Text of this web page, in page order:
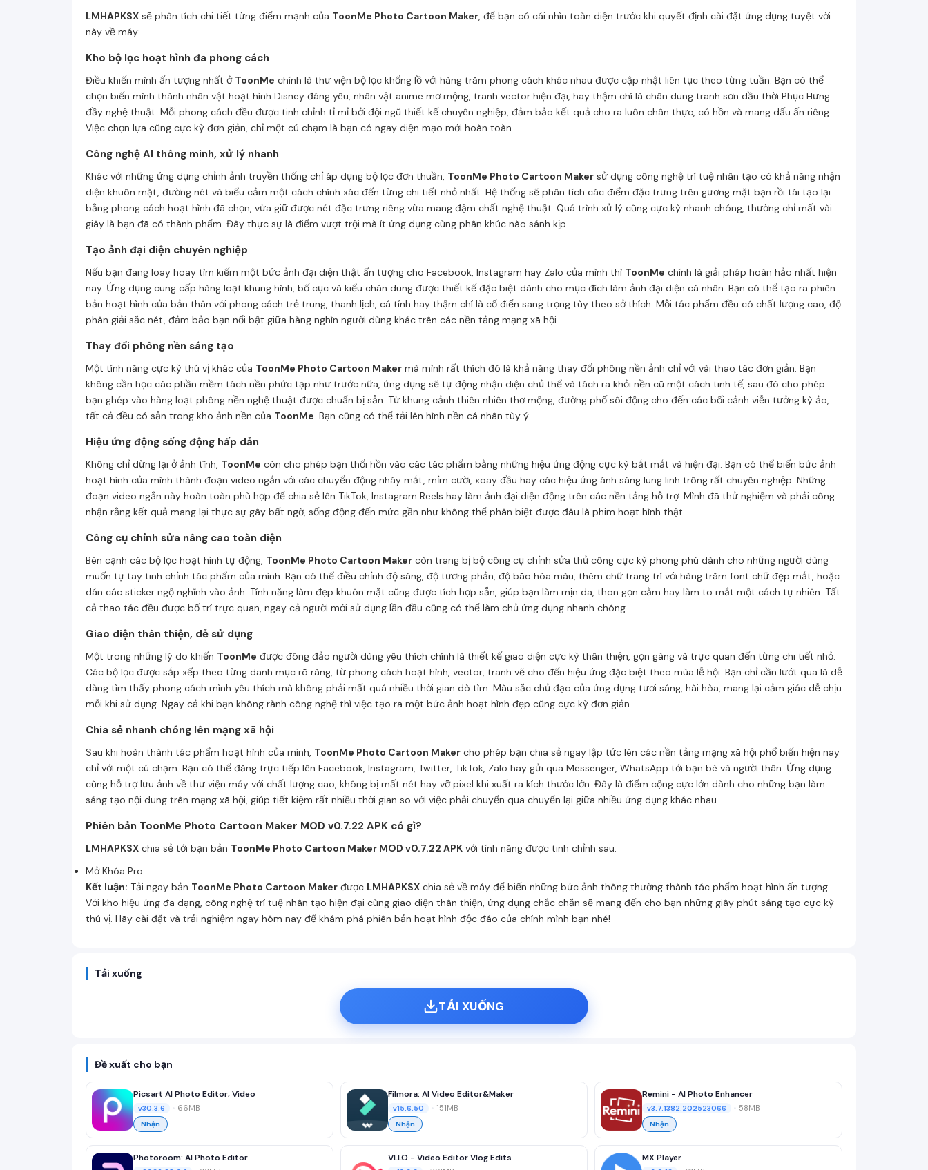
LMHAPKSX sẽ phân tích chi tiết từng điểm mạnh của ToonMe Photo Cartoon Maker, để bạn có cái nhìn toàn diện trước khi quyết định cài đặt ứng dụng tuyệt vời
này về máy:
Kho bộ lọc hoạt hình đa phong cách
Điều khiến mình ấn tượng nhất ở ToonMe chính là thư viện bộ lọc khổng lồ với hàng trăm phong cách khác nhau được cập nhật liên tục theo từng tuần. Bạn có thể
chọn biến mình thành nhân vật hoạt hình Disney đáng yêu, nhân vật anime mơ mộng, tranh vector hiện đại, hay thậm chí là chân dung tranh sơn dầu thời Phục Hưng
đầy nghệ thuật. Mỗi phong cách đều được tinh chỉnh tỉ mỉ bởi đội ngũ thiết kế chuyên nghiệp, đảm bảo kết quả cho ra luôn chân thực, có hồn và mang dấu ấn riêng.
Việc chọn lựa cũng cực kỳ đơn giản, chỉ một cú chạm là bạn có ngay diện mạo mới hoàn toàn.
Công nghệ AI thông minh, xử lý nhanh
Khác với những ứng dụng chỉnh ảnh truyền thống chỉ áp dụng bộ lọc đơn thuần, ToonMe Photo Cartoon Maker sử dụng công nghệ trí tuệ nhân tạo có khả năng nhận
diện khuôn mặt, đường nét và biểu cảm một cách chính xác đến từng chi tiết nhỏ nhất. Hệ thống sẽ phân tích các điểm đặc trưng trên gương mặt bạn rồi tái tạo lại
bằng phong cách hoạt hình đã chọn, vừa giữ được nét đặc trưng riêng vừa mang đậm chất nghệ thuật. Quá trình xử lý cũng cực kỳ nhanh chóng, thường chỉ mất vài
giây là bạn đã có thành phẩm. Đây thực sự là điểm vượt trội mà ít ứng dụng cùng phân khúc nào sánh kịp.
Tạo ảnh đại diện chuyên nghiệp
Nếu bạn đang loay hoay tìm kiếm một bức ảnh đại diện thật ấn tượng cho Facebook, Instagram hay Zalo của mình thì ToonMe chính là giải pháp hoàn hảo nhất hiện
nay. Ứng dụng cung cấp hàng loạt khung hình, bố cục và kiểu chân dung được thiết kế đặc biệt dành cho mục đích làm ảnh đại diện cá nhân. Bạn có thể tạo ra phiên
bản hoạt hình của bản thân với phong cách trẻ trung, thanh lịch, cá tính hay thậm chí là cổ điển sang trọng tùy theo sở thích. Mỗi tác phẩm đều có chất lượng cao, độ
phân giải sắc nét, đảm bảo bạn nổi bật giữa hàng nghìn người dùng khác trên các nền tảng mạng xã hội.
Thay đổi phông nền sáng tạo
Một tính năng cực kỳ thú vị khác của ToonMe Photo Cartoon Maker mà mình rất thích đó là khả năng thay đổi phông nền ảnh chỉ với vài thao tác đơn giản. Bạn
không cần học các phần mềm tách nền phức tạp như trước nữa, ứng dụng sẽ tự động nhận diện chủ thể và tách ra khỏi nền cũ một cách tinh tế, sau đó cho phép
bạn ghép vào hàng loạt phông nền nghệ thuật được chuẩn bị sẵn. Từ khung cảnh thiên nhiên thơ mộng, đường phố sôi động cho đến các bối cảnh viễn tưởng kỳ ảo,
tất cả đều có sẵn trong kho ảnh nền của ToonMe. Bạn cũng có thể tải lên hình nền cá nhân tùy ý.
Hiệu ứng động sống động hấp dẫn
Không chỉ dừng lại ở ảnh tĩnh, ToonMe còn cho phép bạn thổi hồn vào các tác phẩm bằng những hiệu ứng động cực kỳ bắt mắt và hiện đại. Bạn có thể biến bức ảnh
hoạt hình của mình thành đoạn video ngắn với các chuyển động nháy mắt, mỉm cười, xoay đầu hay các hiệu ứng ánh sáng lung linh trông rất chuyên nghiệp. Những
đoạn video ngắn này hoàn toàn phù hợp để chia sẻ lên TikTok, Instagram Reels hay làm ảnh đại diện động trên các nền tảng hỗ trợ. Mình đã thử nghiệm và phải công
nhận rằng kết quả mang lại thực sự gây bất ngờ, sống động đến mức gần như không thể phân biệt được đâu là phim hoạt hình thật.
Công cụ chỉnh sửa nâng cao toàn diện
Bên cạnh các bộ lọc hoạt hình tự động, ToonMe Photo Cartoon Maker còn trang bị bộ công cụ chỉnh sửa thủ công cực kỳ phong phú dành cho những người dùng
muốn tự tay tinh chỉnh tác phẩm của mình. Bạn có thể điều chỉnh độ sáng, độ tương phản, độ bão hòa màu, thêm chữ trang trí với hàng trăm font chữ đẹp mắt, hoặc
dán các sticker ngộ nghĩnh vào ảnh. Tính năng làm đẹp khuôn mặt cũng được tích hợp sẵn, giúp bạn làm mịn da, thon gọn cằm hay làm to mắt một cách tự nhiên. Tất
cả thao tác đều được bố trí trực quan, ngay cả người mới sử dụng lần đầu cũng có thể làm chủ ứng dụng nhanh chóng.
Giao diện thân thiện, dễ sử dụng
Một trong những lý do khiến ToonMe được đông đảo người dùng yêu thích chính là thiết kế giao diện cực kỳ thân thiện, gọn gàng và trực quan đến từng chi tiết nhỏ.
Các bộ lọc được sắp xếp theo từng danh mục rõ ràng, từ phong cách hoạt hình, vector, tranh vẽ cho đến hiệu ứng đặc biệt theo mùa lễ hội. Bạn chỉ cần lướt qua là dễ
dàng tìm thấy phong cách mình yêu thích mà không phải mất quá nhiều thời gian dò tìm. Màu sắc chủ đạo của ứng dụng tươi sáng, hài hòa, mang lại cảm giác dễ chịu
mỗi khi sử dụng. Ngay cả khi bạn không rành công nghệ thì việc tạo ra một bức ảnh hoạt hình đẹp cũng cực kỳ đơn giản.
Chia sẻ nhanh chóng lên mạng xã hội
Sau khi hoàn thành tác phẩm hoạt hình của mình, ToonMe Photo Cartoon Maker cho phép bạn chia sẻ ngay lập tức lên các nền tảng mạng xã hội phổ biến hiện nay
chỉ với một cú chạm. Bạn có thể đăng trực tiếp lên Facebook, Instagram, Twitter, TikTok, Zalo hay gửi qua Messenger, WhatsApp tới bạn bè và người thân. Ứng dụng
cũng hỗ trợ lưu ảnh về thư viện máy với chất lượng cao, không bị mất nét hay vỡ pixel khi xuất ra kích thước lớn. Đây là điểm cộng cực lớn dành cho những bạn làm
sáng tạo nội dung trên mạng xã hội, giúp tiết kiệm rất nhiều thời gian so với việc phải chuyển qua chuyển lại giữa nhiều ứng dụng khác nhau.
Phiên bản ToonMe Photo Cartoon Maker MOD v0.7.22 APK có gì?
LMHAPKSX chia sẻ tới bạn bản ToonMe Photo Cartoon Maker MOD v0.7.22 APK với tính năng được tinh chỉnh sau:
Mở Khóa Pro
Kết luận: Tải ngay bản ToonMe Photo Cartoon Maker được LMHAPKSX chia sẻ về máy để biến những bức ảnh thông thường thành tác phẩm hoạt hình ấn tượng.
Với kho hiệu ứng đa dạng, công nghệ trí tuệ nhân tạo hiện đại cùng giao diện thân thiện, ứng dụng chắc chắn sẽ mang đến cho bạn những giây phút sáng tạo cực kỳ
thú vị. Hãy cài đặt và trải nghiệm ngay hôm nay để khám phá phiên bản hoạt hình độc đáo của chính mình bạn nhé!
Tải xuống
TẢI XUỐNG
Đề xuất cho bạn
Picsart AI Photo Editor, Video
v30.3.6 66MB
Nhận
Filmora: AI Video Editor&Maker
v15.6.50 151MB
Nhận
Remini - AI Photo Enhancer
v3.7.1382.202523066 58MB
Nhận
Photoroom: AI Photo Editor VLLO - Video Editor Vlog Edits MX Player